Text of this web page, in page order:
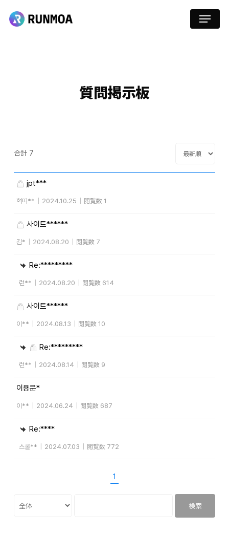
Menu
質問掲示板
合計 7
jpt***
혁띠** 2024.10.25 閲覧数 1
사이트******
김* 2024.08.20 閲覧数 7
Re:*********
런** 2024.08.20 閲覧数 614
사이트******
이** 2024.08.13 閲覧数 10
Re:*********
런** 2024.08.14 閲覧数 9
이용문*
이** 2024.06.24 閲覧数 687
Re:****
스쿨** 2024.07.03 閲覧数 772
1
検索